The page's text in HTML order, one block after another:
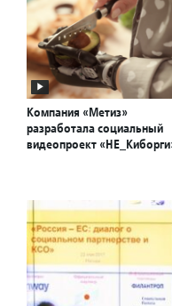
Компания «Метиз»
разработала социальный
видеопроект